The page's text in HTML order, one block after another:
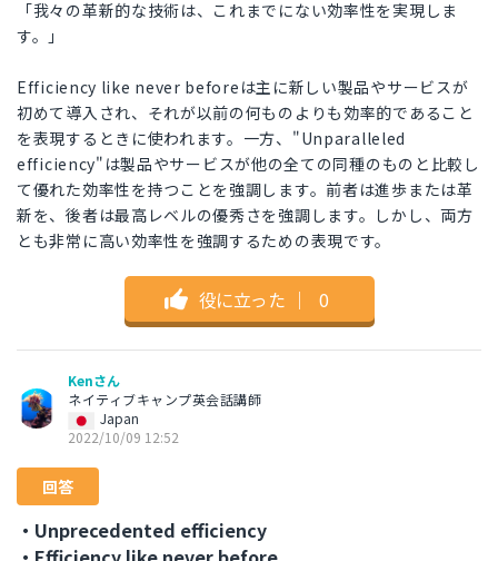
「我々の革新的な技術は、これまでにない効率性を実現しま
す。」
Efficiency like never beforeは主に新しい製品やサービスが
初めて導入され、それが以前の何ものよりも効率的であること
を表現するときに使われます。一方、"Unparalleled
efficiency"は製品やサービスが他の全ての同種のものと比較し
て優れた効率性を持つことを強調します。前者は進歩または革
新を、後者は最高レベルの優秀さを強調します。しかし、両方
とも非常に高い効率性を強調するための表現です。
役に立った ｜ 0
Kenさん
ネイティブキャンプ英会話講師
Japan
2022/10/09 12:52
回答
・Unprecedented efficiency